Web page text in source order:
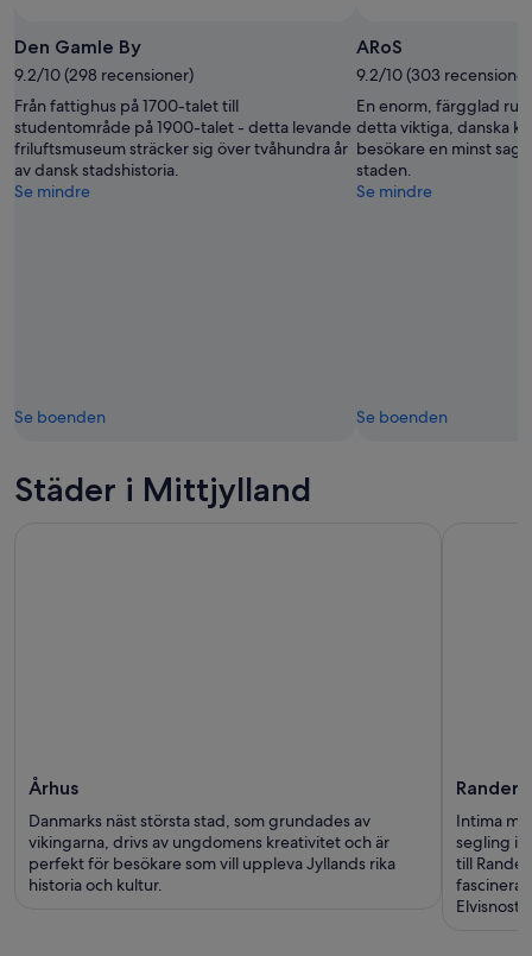
Den Gamle By
9.2/10 (298 recensioner)
Från fattighus på 1700-talet till
studentområde på 1900-talet - detta levande
friluftsmuseum sträcker sig över tvåhundra år
av dansk stadshistoria.
Se mindre
Se boenden
ARoS
9.2/10 (303
En enorm, färgglad
detta viktiga, danska
besökare en minst
staden.
Se mindre
Se boenden
Städer i Mittjylland
Århus
Danmarks näst största stad, som grundades av
vikingarna, drivs av ungdomens kreativitet och är
perfekt för besökare som vill uppleva Jyllands rika
historia och kultur.
Randers
Intima
segling i
till